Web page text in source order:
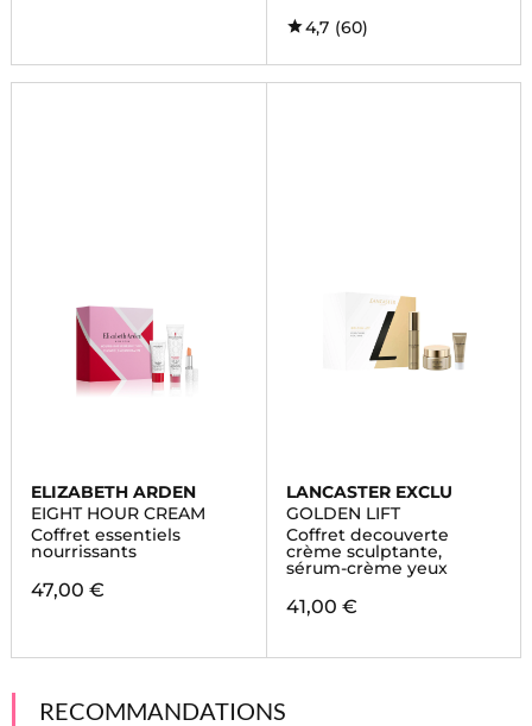
4,7 (60)
ELIZABETH ARDEN
EIGHT HOUR CREAM
Coffret essentiels
nourrissants
47,00 €
LANCASTER EXCLU
GOLDEN LIFT
Coffret decouverte
crème sculptante,
sérum-crème yeux
41,00 €
RECOMMANDATIONS